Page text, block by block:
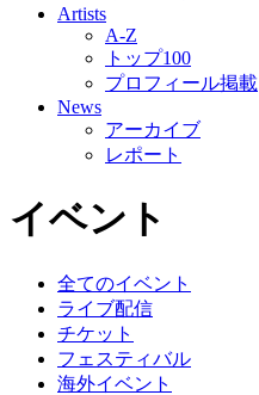
Artists
A-Z
トップ100
プロフィール掲載
News
アーカイブ
レポート
イベント
全てのイベント
ライブ配信
チケット
フェスティバル
海外イベント